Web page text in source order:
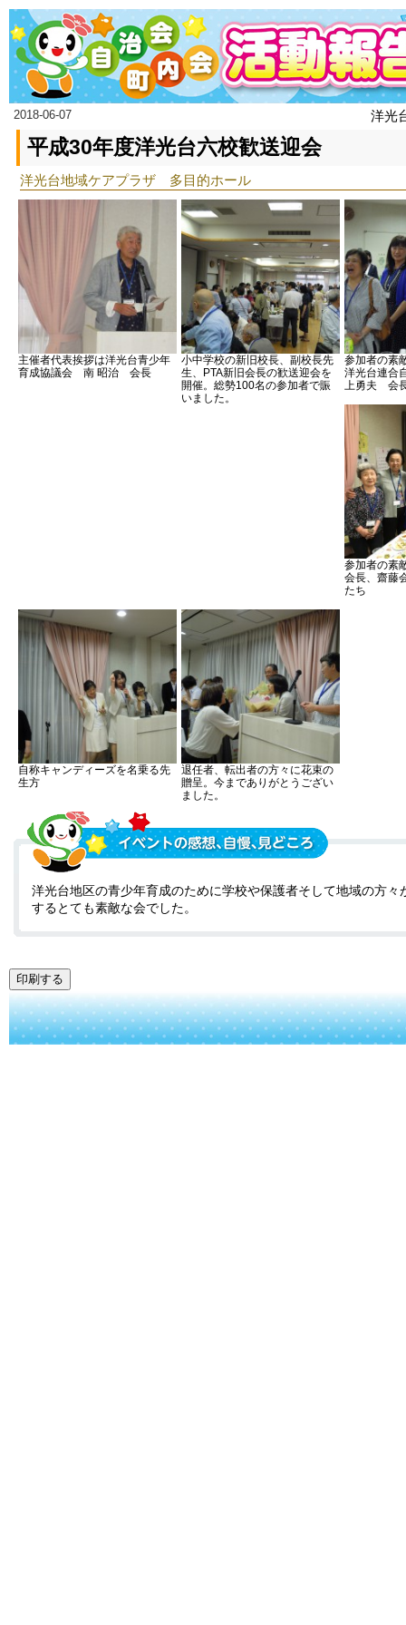
2018-06-07 洋光
平成30年度洋光台六校歓送迎会
洋光台地域ケアプラザ 多目的ホール
主催者代表挨拶は洋光台青少年
育成協議会 南 昭治 会長
小中学校の新旧校長、副校長先
生、PTA新旧会長の歓送迎会を
開催。総勢100名の参加者で賑
いました。
参加者の
洋光台連合
上勇夫 会
参加者の
会長、齋藤
たち
自称キャンディーズを名乗る先
生方
退任者、転出者の方々に花束の
贈呈。今までありがとうござい
ました。
洋光台地区の青少年育成のために学校や保護者そして地域の方々
するとても素敵な会でした。